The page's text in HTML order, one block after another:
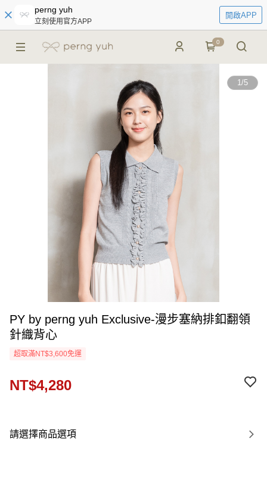
perng yuh
立刻使用官方APP
開啟APP
0
1/5
PY by perng yuh Exclusive-漫步塞納排釦翻領
針織背心
超取滿NT$3,600免運
NT$4,280
請選擇商品選項